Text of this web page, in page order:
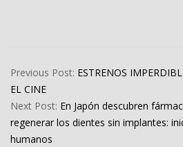
07-
07
Previous Post: ESTRENOS
EL CINE
Next Post: En Japón descubren
regenerar los dientes sin implantes:
humanos